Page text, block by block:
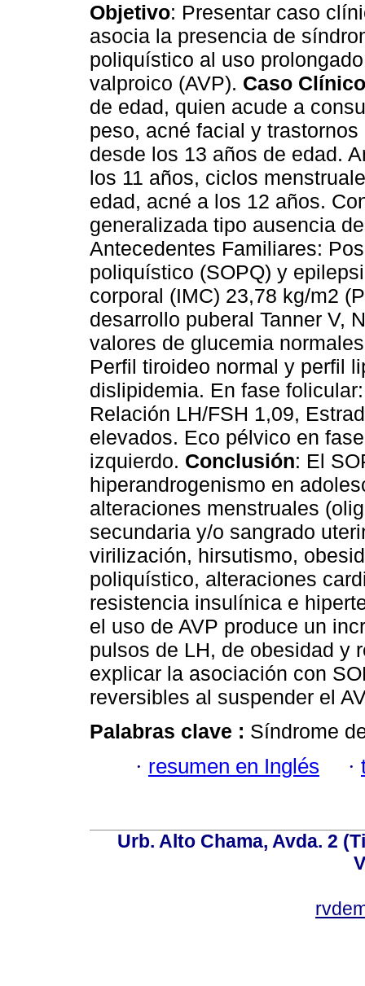
Objetivo: Presentar caso
asocia la presencia de
poliquístico al uso
valproico (AVP). Caso Clínico
de edad, quien acude a
peso, acné facial y
desde los 13 años de edad.
los 11 años, ciclos
edad, acné a los 12 años.
generalizada tipo ausencia
Antecedentes Familiares:
poliquístico (SOPQ) y
corporal (IMC) 23,78 kg/m2
desarrollo puberal Tanner V,
valores de glucemia
Perfil tiroideo normal y perfil
dislipidemia. En fase
Relación LH/FSH 1,09,
elevados. Eco pélvico en
izquierdo. Conclusión: El
hiperandrogenismo en
alteraciones menstruales
secundaria y/o sangrado
virilización, hirsutismo,
poliquístico, alteraciones
resistencia insulínica e
el uso de AVP produce un
pulsos de LH, de obesidad y
explicar la asociación con
reversibles al suspender el
Palabras clave : Síndrome
· resumen en Inglés ·
Urb. Alto Chama, Avda. 2